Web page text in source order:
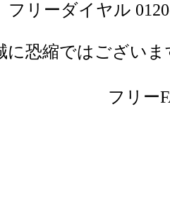
フリーダイヤル
に恐縮ではござい
フリー